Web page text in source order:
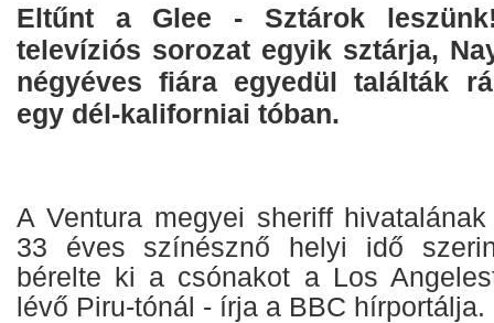
Eltűnt a Glee - Sztárok
televíziós sorozat egyik sztárja,
négyéves fiára egyedül találták
egy dél-kaliforniai tóban.
A Ventura megyei sheriff
33 éves színésznő helyi idő
bérelte ki a csónakot a Los
lévő Piru-tónál - írja a BBC hírportálja.